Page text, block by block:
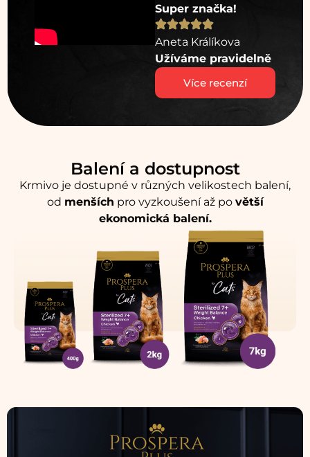
Super značka!
Aneta Králíkova
Užíváme pravidelně
Více recenzí
Balení a dostupnost
Krmivo je dostupné v různých velikostech balení,
od menších pro vyzkoušení až po větší
ekonomická balení.